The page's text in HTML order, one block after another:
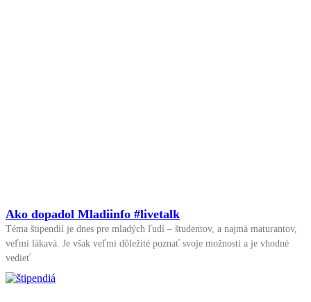
Ako dopadol Mladiinfo #livetalk
Téma štipendií je dnes pre mladých ľudí – študentov, a najmä maturantov,
veľmi lákavá. Je však veľmi dôležité poznať svoje možnosti a je vhodné
vedieť